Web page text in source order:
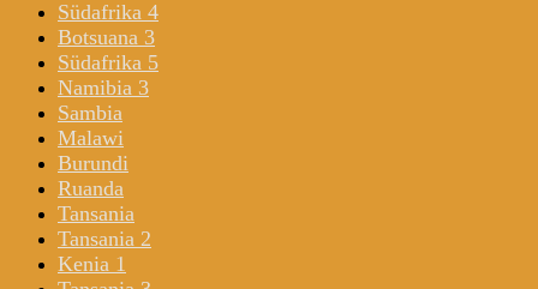
Südafrika 4
Botsuana 3
Südafrika 5
Namibia 3
Sambia
Malawi
Burundi
Ruanda
Tansania
Tansania 2
Kenia 1